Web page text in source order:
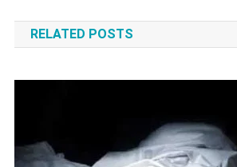
navigation
RELATED POSTS